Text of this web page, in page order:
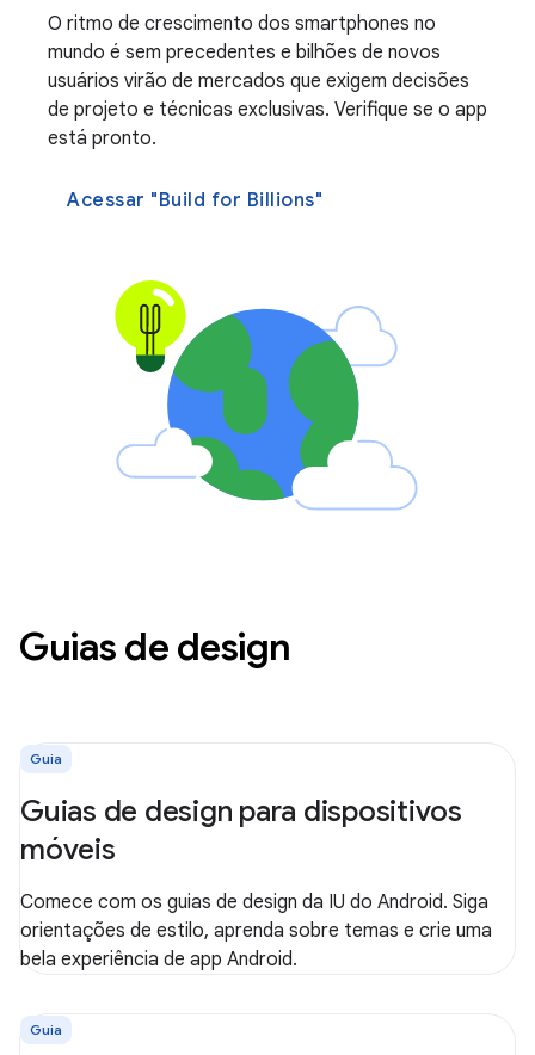
O ritmo de crescimento dos smartphones no
mundo é sem precedentes e bilhões de novos
usuários virão de mercados que exigem decisões
de projeto e técnicas exclusivas. Verifique se o app
está pronto.
Acessar "Build for Billions"
Guias de design
Guia
Guias de design para dispositivos
móveis
Comece com os guias de design da IU do Android. Siga
orientações de estilo, aprenda sobre temas e crie uma
bela experiência de app Android.
Guia